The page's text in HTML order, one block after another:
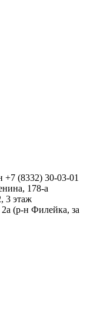
+7 (8332) 30-03-01
178-а
3 этаж
(р-н Филейка, за